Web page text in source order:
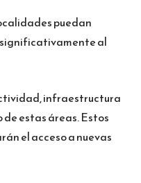
puedan
significativamente al
infraestructura
estas áreas. Estos
el acceso a nuevas